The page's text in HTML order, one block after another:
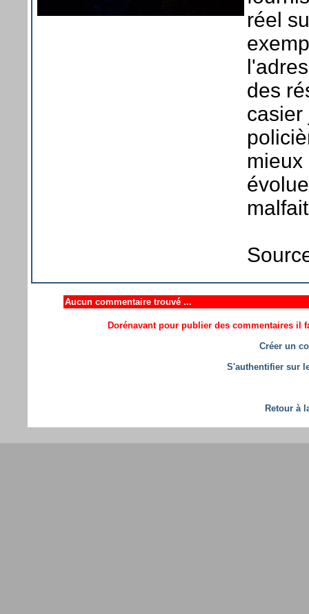
réel
des
casier
Aucun commentaire trouvé ...
Dorénavant pour publier des commentaires il
Créer un
S'authentifier sur
Retour à